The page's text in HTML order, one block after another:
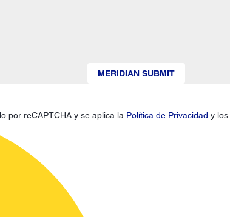
MERIDIAN SUBMIT
por reCAPTCHA y se aplica la Política de Privacidad y los